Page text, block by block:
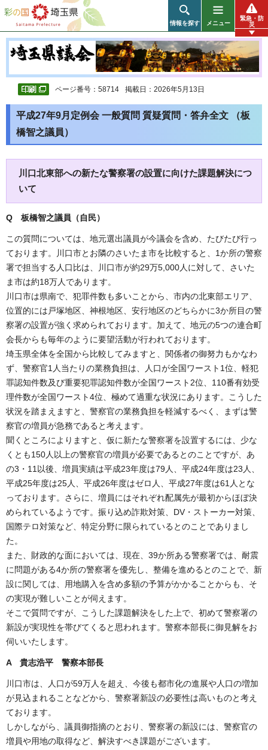
彩の国 埼玉県
情報を探す メニュー
緊急・防
災
ページ番号：58714 掲載日：2026年5月13日
平成27年9月定例会 一般質問 質疑質問・答弁全文 （板
橋智之議員）
川口北東部への新たな警察署の設置に向けた課題解決につ
いて
Q 板橋智之議員（自民）
この質問については、地元選出議員が今議会を含め、たびたび行っ
ております。川口市とお隣のさいたま市を比較すると、1か所の警察
署で担当する人口比は、川口市が約29万5,000人に対して、さいた
ま市は約18万人であります。
川口市は県南で、犯罪件数も多いことから、市内の北東部エリア、
位置的には戸塚地区、神根地区、安行地区のどちらかに3か所目の警
察署の設置が強く求められております。加えて、地元の5つの連合町
会長からも毎年のように要望活動が行われております。
埼玉県全体を全国から比較してみますと、関係者の御努力もかなわ
ず、警察官1人当たりの業務負担は、人口が全国ワースト1位、軽犯
罪認知件数及び重要犯罪認知件数が全国ワースト2位、110番有効受
理件数が全国ワースト4位、極めて過重な状況にあります。こうした
状況を踏まえますと、警察官の業務負担を軽減するべく、まずは警
察官の増員が急務であると考えます。
聞くところによりますと、仮に新たな警察署を設置するには、少な
くとも150人以上の警察官の増員が必要であるとのことですが、あ
の3・11以後、増員実績は平成23年度は79人、平成24年度は23人、
平成25年度は25人、平成26年度はゼロ人、平成27年度は61人とな
っております。さらに、増員にはそれぞれ配属先が最初からほぼ決
められているようです。振り込め詐欺対策、DV・ストーカー対策、
国際テロ対策など、特定分野に限られているとのことでありまし
た。
また、財政的な面においては、現在、39か所ある警察署では、耐震
に問題がある4か所の警察署を優先し、整備を進めるとのことで、新
設に関しては、用地購入を含め多額の予算がかかることからも、そ
の実現が難しいことが伺えます。
そこで質問ですが、こうした課題解決をした上で、初めて警察署の
新設が実現性を帯びてくると思われます。警察本部長に御見解をお
伺いいたします。
A 貴志浩平 警察本部長
川口市は、人口が59万人を超え、今後も都市化の進展や人口の増加
が見込まれることなどから、警察署新設の必要性は高いものと考え
ております。
しかしながら、議員御指摘のとおり、警察署の新設には、警察官の
増員や用地の取得など、解決すべき課題がございます。